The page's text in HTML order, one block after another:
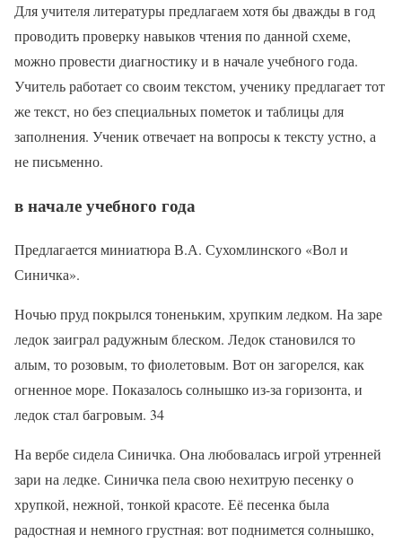
Для учителя литературы предлагаем хотя бы дважды в год
проводить проверку навыков чтения по данной схеме,
можно провести диагностику и в начале учебного года.
Учитель работает со своим текстом, ученику предлагает тот
же текст, но без специальных пометок и таблицы для
заполнения. Ученик отвечает на вопросы к тексту устно, а
не письменно.
в начале учебного года
Предлагается миниатюра В.А. Сухомлинского «Вол и
Синичка».
Ночью пруд покрылся тоненьким, хрупким ледком. На заре
ледок заиграл радужным блеском. Ледок становился то
алым, то розовым, то фиолетовым. Вот он загорелся, как
огненное море. Показалось солнышко из-за горизонта, и
ледок стал багровым. 34
На вербе сидела Синичка. Она любовалась игрой утренней
зари на ледке. Синичка пела свою нехитрую песенку о
хрупкой, нежной, тонкой красоте. Её песенка была
радостная и немного грустная: вот поднимется солнышко,